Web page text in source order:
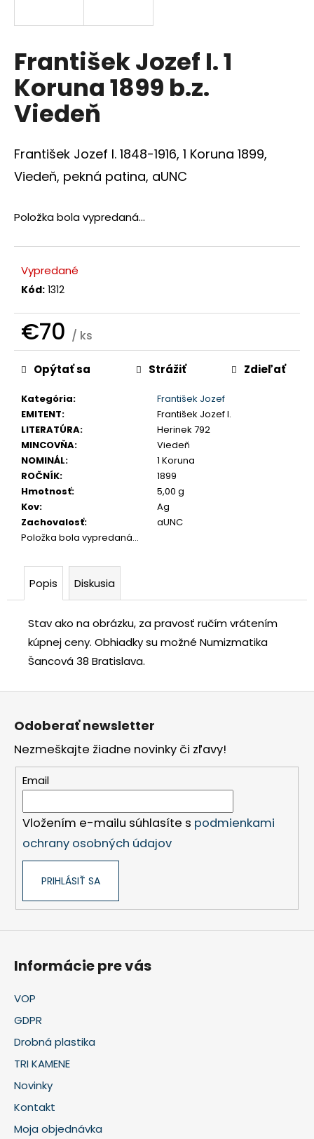
František Jozef I. 1
Koruna 1899 b.z.
Viedeň
František Jozef I. 1848-1916, 1 Koruna 1899,
Viedeň, pekná patina, aUNC
Položka bola vypredaná…
Vypredané
Kód: 1312
€70 / ks
Jednotková
cena:
Kategória:
František Jozef
EMITENT:
František Jozef I.
LITERATÚRA:
Herinek 792
MINCOVŇA:
Viedeň
NOMINÁL:
1 Koruna
ROČNÍK:
1899
Hmotnosť:
5,00 g
Kov:
Ag
Zachovalosť:
aUNC
Položka bola vypredaná…
Opýtať sa Strážiť Zdieľať
Popis Diskusia
Stav ako na obrázku, za pravosť ručím vrátením
kúpnej ceny. Obhiadky su možné Numizmatika
Šancová 38 Bratislava.
s
ť
?
HĽADAŤ
d
o
a
m
e
JOZEF
GRAJCIAR
1769
EVM-
KREMNICA
€400
Z
Odoberať newsletter
Nezmeškajte žiadne novinky či zľavy!
Email
Vložením e-mailu súhlasíte s podmienkami
ochrany osobných údajov
PRIHLÁSIŤ SA
Informácie pre vás
VOP
GDPR
Drobná plastika
TRI KAMENE
Novinky
Kontakt
Moja objednávka